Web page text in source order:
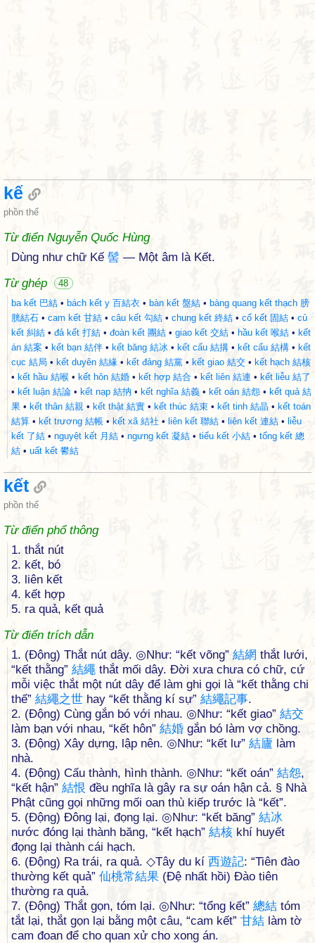
kế
phồn thể
Từ điển Nguyễn Quốc Hùng
Dùng như chữ Kế 髻 — Một âm là Kết.
Từ ghép
48
ba kết 巴結 • bách kết y 百結衣 • bàn kết 盤結 • bàng quang kết thạch 膀
胱結石 • cam kết 甘結 • câu kết 勾結 • chung kết 終結 • cố kết 固結 • củ
kết 糾結 • đả kết 打結 • đoàn kết 團結 • giao kết 交結 • hầu kết 喉結 • kết
án 結案 • kết bạn 結伴 • kết băng 結冰 • kết cấu 結搆 • kết cấu 結構 • kết
cục 結局 • kết duyên 結緣 • kết đảng 結黨 • kết giao 結交 • kết hạch 結核
• kết hầu 結喉 • kết hôn 結婚 • kết hợp 結合 • kết liên 結連 • kết liễu 結了
• kết luận 結論 • kết nạp 結抐 • kết nghĩa 結義 • kết oán 結怨 • kết quả 結
果 • kết thân 結親 • kết thật 結實 • kết thúc 結束 • kết tinh 結晶 • kết toán
結算 • kết trương 結帳 • kết xã 結社 • liên kết 聯結 • liên kết 連結 • liễu
kết 了結 • nguyệt kết 月結 • ngưng kết 凝結 • tiểu kết 小結 • tổng kết 總
結 • uất kết 鬰結
kết
phồn thể
Từ điển phổ thông
1. thắt nút
2. kết, bó
3. liên kết
4. kết hợp
5. ra quả, kết quả
Từ điển trích dẫn
1. (Động) Thắt nút dây. ◎Như: “kết võng” 結網 thắt lưới,
“kết thằng” 結繩 thắt mối dây. Đời xưa chưa có chữ, cứ
mỗi việc thắt một nút dây để làm ghi gọi là “kết thằng chi
thế” 結繩之世 hay “kết thằng kí sự” 結繩記事.
2. (Động) Cùng gắn bó với nhau. ◎Như: “kết giao” 結交
làm bạn với nhau, “kết hôn” 結婚 gắn bó làm vợ chồng.
3. (Động) Xây dựng, lập nên. ◎Như: “kết lư” 結廬 làm
nhà.
4. (Động) Cấu thành, hình thành. ◎Như: “kết oán” 結怨,
“kết hận” 結恨 đều nghĩa là gây ra sự oán hận cả. § Nhà
Phật cũng gọi những mối oan thù kiếp trước là “kết”.
5. (Động) Đông lại, đọng lại. ◎Như: “kết băng” 結冰
nước đóng lại thành băng, “kết hạch” 結核 khí huyết
đọng lại thành cái hạch.
6. (Động) Ra trái, ra quả. ◇Tây du kí 西遊記: “Tiên đào
thường kết quả” 仙桃常結果 (Đệ nhất hồi) Đào tiên
thường ra quả.
7. (Động) Thắt gọn, tóm lại. ◎Như: “tổng kết” 總結 tóm
tắt lại, thắt gọn lại bằng một câu, “cam kết” 甘結 làm tờ
cam đoan để cho quan xử cho xong án.